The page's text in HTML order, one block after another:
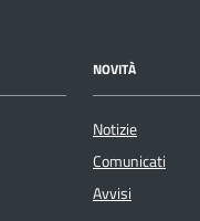
NOVITÀ
Notizie
Comunicati
Avvisi